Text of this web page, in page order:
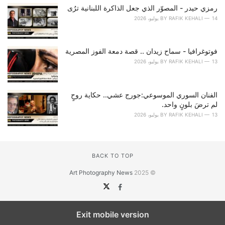
رمزي حيدر - المصوّر الذي جعل الذاكرة اللبنانية ترُى
BY RAFIK KEHALI 14 يوليو، 2026
فوتوغرافيا - سماح زيدان .. قصة دمعة الفوز المصرية
BY RAFIK KEHALI 13 يوليو، 2026
الفنان السوري الموسوعي:جورج عشي.. حكاية روحٍ
لم ترضَ بلونٍ واحد.
BY RAFIK KEHALI 13 يوليو، 2026
BACK TO TOP
© 2025
Art Photography News
Exit mobile version